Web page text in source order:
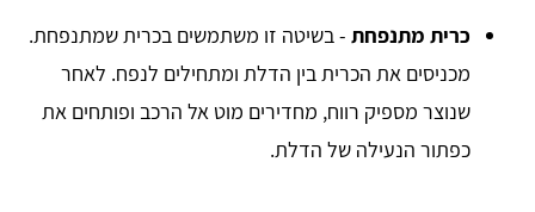
כרית מתנפחת - בשיטה זו משתמשים בכרית שמתנפחת.
מכניסים את הכרית בין הדלת ומתחילים לנפח. לאחר
שנוצר מספיק רווח, מחדירים מוט אל הרכב ופותחים את
כפתור הנעילה של הדלת.